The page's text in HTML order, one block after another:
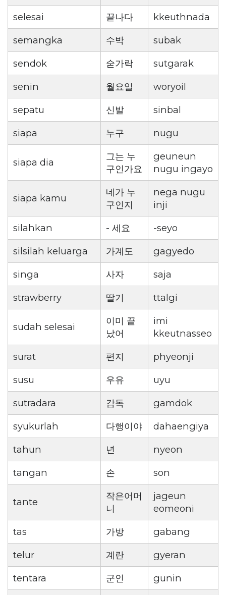
selesai
끝나다
kkeuthnada
semangka
수박
subak
sendok
숟가락
sutgarak
senin
월요일
woryoil
sepatu
신발
sinbal
siapa
누구 nugu
siapa dia
그는 누
구인가요
geuneun
nugu ingayo
siapa kamu
네가 누
구인지
nega nugu
inji
silahkan
- 세요
-seyo
silsilah keluarga
가계도
gagyedo
singa
사자
saja
strawberry
딸기 ttalgi
sudah selesai
이미 끝
났어
imi
kkeutnasseo
surat
편지
phyeonji
susu
우유
uyu
sutradara
감독
gamdok
syukurlah
다행이야
dahaengiya
tahun
년
nyeon
tangan
손 son
tante
작은어머
니
jageun
eomeoni
tas
가방
gabang
telur
계란
gyeran
tentara
군인 gunin